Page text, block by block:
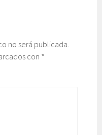
no será publicada.
con *